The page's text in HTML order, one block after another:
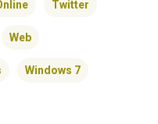
Twitter
Web
Windows 7
BLOG
CONTACTO